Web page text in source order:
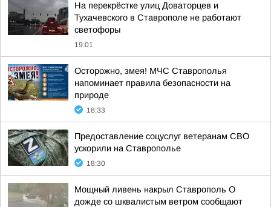
На перекрёстке улиц Доваторцев и
Тухачевского в Ставрополе не работают
светофоры
19:01
Осторожно, змея! МЧС Ставрополья
напоминает правила безопасности на
природе
18:33
Предоставление соцуслуг ветеранам СВО
ускорили на Ставрополье
18:30
Мощный ливень накрыл Ставрополь О
дожде со шквалистым ветром сообщают